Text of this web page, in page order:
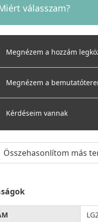
válasszam?
Megnézem a hozzám
Megnézem a
Kérdéseim vannak
Összehasonlítom más